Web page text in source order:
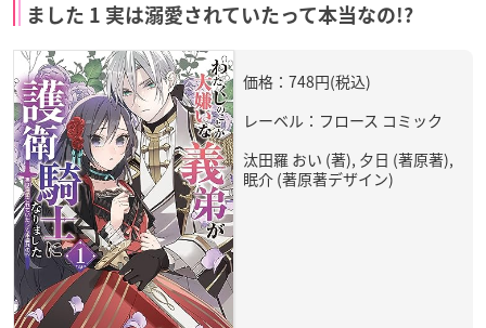
ました 1 実は溺愛されていたって本当なの!?
価格：748円(税込)
レーベル：フロース コミック
汰田羅 おい (著), 夕日 (著原著),
眠介 (著原著デザイン)